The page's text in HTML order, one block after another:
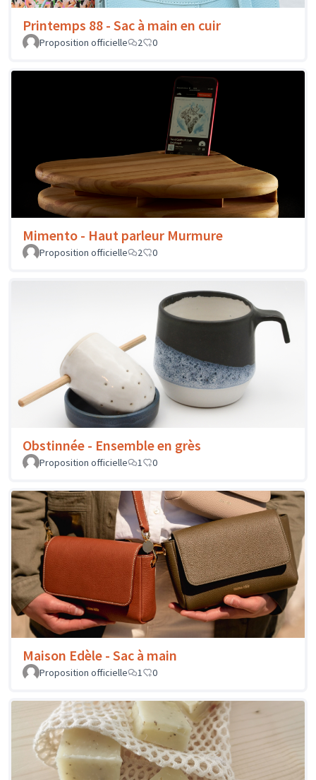
Printemps 88 - Sac à main en cuir
Proposition officielle 2 0
Mimento - Haut parleur Murmure
Proposition officielle 2 0
Obstinnée - Ensemble en grès
Proposition officielle 1 0
Maison Edèle - Sac à main
Proposition officielle 1 0